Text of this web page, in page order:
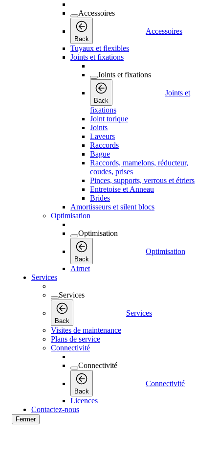
Accessoires
Back
Accessoires
Tuyaux et flexibles
Joints et fixations
Joints et fixations
Back
Joints et
fixations
Joint torique
Joints
Laveurs
Raccords
Bague
Raccords, mamelons, réducteur,
coudes, prises
Pinces, supports, verrous et étriers
Entretoise et Anneau
Brides
Amortisseurs et silent blocs
Optimisation
Optimisation
Back
Optimisation
Airnet
Services
Services
Back
Services
Visites de maintenance
Plans de service
Connectivité
Connectivité
Back
Connectivité
Licences
Contactez-nous
Fermer